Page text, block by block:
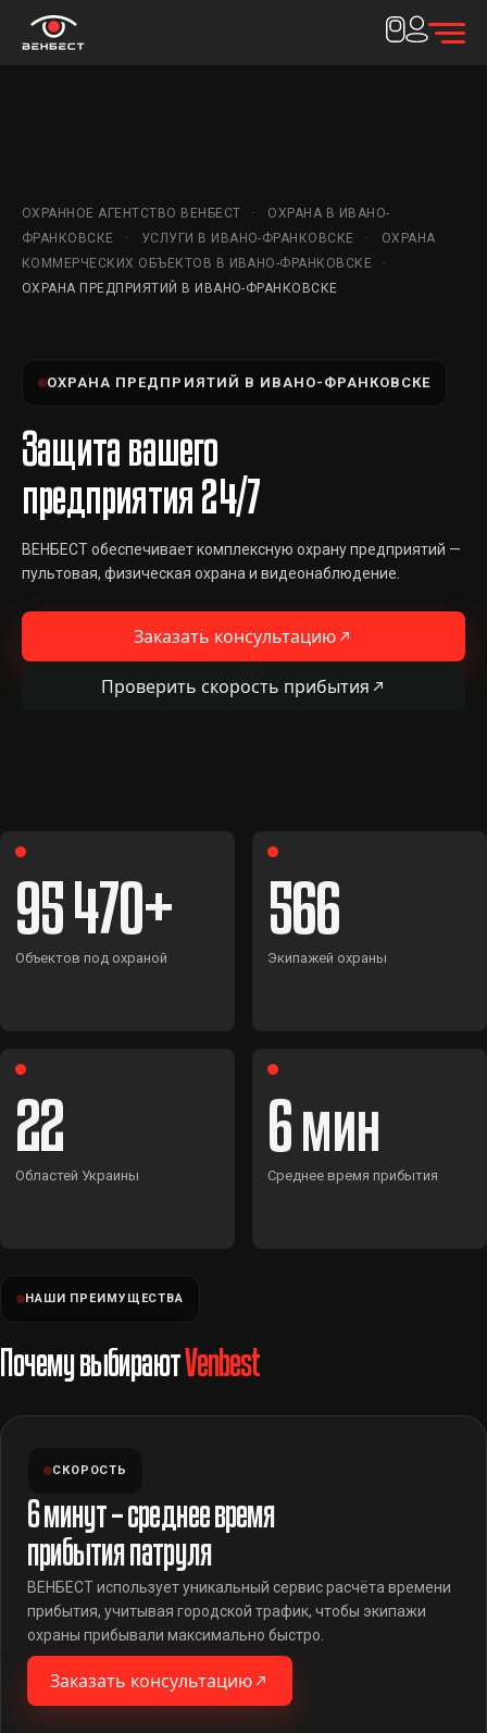
ОХРАННОЕ АГЕНТСТВО ВЕНБЕСТ
ОХРАНА В ИВАНО-
ФРАНКОВСКЕ
УСЛУГИ В ИВАНО-ФРАНКОВСКЕ
ОХРАНА
КОММЕРЧЕСКИХ ОБЪЕКТОВ В ИВАНО-ФРАНКОВСКЕ
ОХРАНА ПРЕДПРИЯТИЙ В ИВАНО-ФРАНКОВСКЕ
ОХРАНА ПРЕДПРИЯТИЙ В ИВАНО-ФРАНКОВСКЕ
Защита вашего
предприятия 24/7
ВЕНБЕСТ обеспечивает комплексную охрану предприятий —
пультовая, физическая охрана и видеонаблюдение.
Заказать консультацию
Проверить скорость прибытия
95 470
Объектов под охраной
566
Экипажей охраны
22
Областей Украины
6
Среднее время прибытия
НАШИ ПРЕИМУЩЕСТВА
Почему выбираютVenbest
СКОРОСТЬ
6 минут – среднее время
прибытия патруля
ВЕНБЕСТ использует уникальный сервис расчёта времени
прибытия, учитывая городской трафик, чтобы экипажи
охраны прибывали максимально быстро.
Заказать консультацию